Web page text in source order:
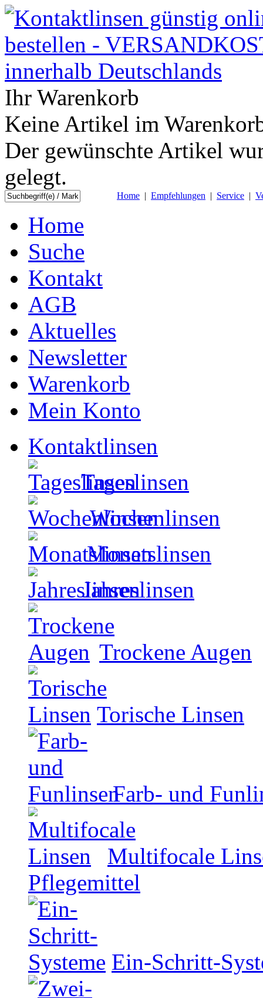
Ihr Warenkorb
Keine Artikel im
Der gewünschte Artikel
gelegt.
Home | Empfehlungen | Service |
Home
Suche
Kontakt
AGB
Aktuelles
Newsletter
Warenkorb
Mein Konto
Kontaktlinsen
Tageslinsen
Wochenlinsen
Monatslinsen
Jahreslinsen
Trockene Augen
Torische Linsen
Farb- und
Multifocale
Pflegemittel
Ein-Schritt-